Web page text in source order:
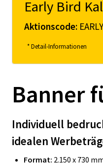
Early Bird
Aktionscode:
* Detail-Informationen
Banner
Individuell
idealen
Format: 2.150 x 730